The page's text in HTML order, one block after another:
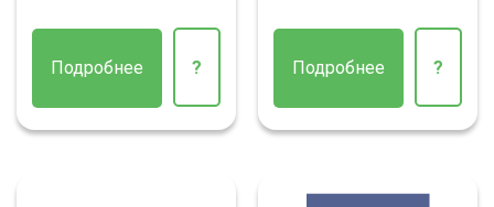
Подробнее ? Подробнее ?